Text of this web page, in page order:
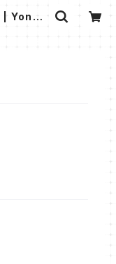
| YonYo